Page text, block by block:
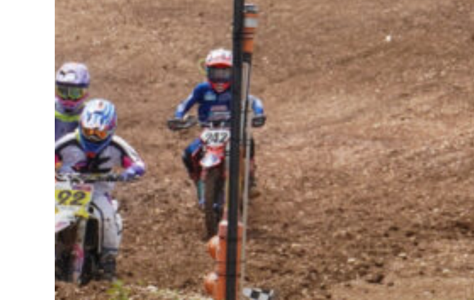
Hit enter to search or ESC to close